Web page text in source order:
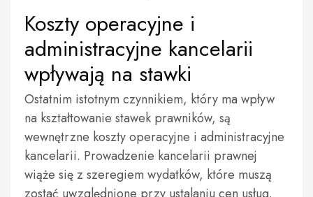
Koszty operacyjne i
administracyjne kancelarii
wpływają na stawki
Ostatnim istotnym czynnikiem, który ma wpływ
na kształtowanie stawek prawników, są
wewnętrzne koszty operacyjne i administracyjne
kancelarii. Prowadzenie kancelarii prawnej
wiąże się z szeregiem wydatków, które muszą
zostać uwzględnione przy ustalaniu cen usług.